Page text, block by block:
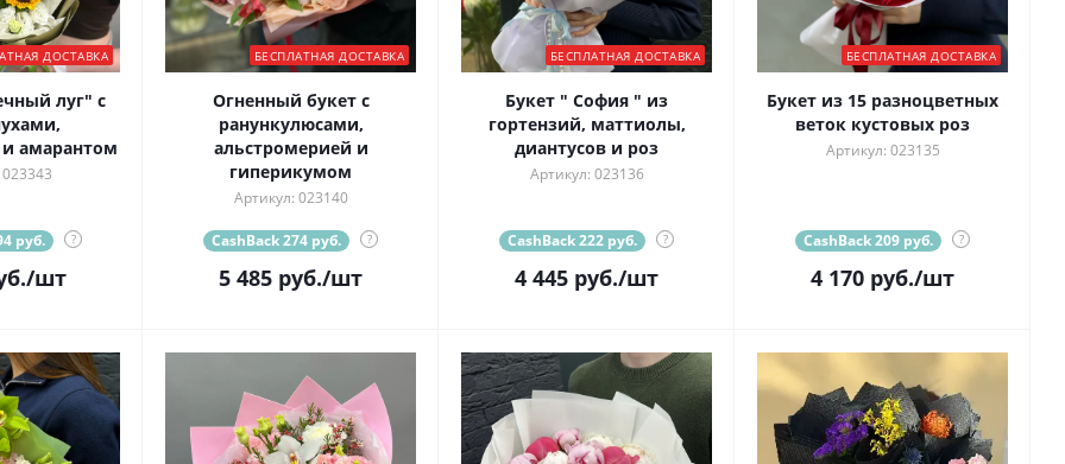
ДОСТАВКА
луг" с
амарантом
руб. ?
/шт
БЕСПЛАТНАЯ ДОСТАВКА
Огненный букет с
ранункулюсами,
альстромерией и
гиперикумом
Артикул: 023140
CashBack 274 руб. ?
5 485 руб./шт
БЕСПЛАТНАЯ ДОСТАВКА
Букет " София " из
гортензий, маттиолы,
диантусов и роз
Артикул: 023136
CashBack 222 руб. ?
4 445 руб./шт
БЕСПЛАТНАЯ ДОСТАВКА
Букет из 15 разноцветных
веток кустовых роз
Артикул: 023135
CashBack 209 руб. ?
4 170 руб./шт